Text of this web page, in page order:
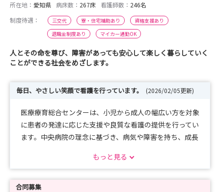
所在地： 愛知県 病床数： 267床 看護師数： 246名
制度待遇：
三交代 寮・住宅補助あり
資格支援あり
退職金制度あり
マイカー通勤OK
人とその命を尊び、障害があっても安心して楽しく暮らしていく
ことができる社会をめざします。
毎日、やさしい笑顔で看護を行っています。 (2026/02/05更新)
医療療育総合センターは、小児から成人の幅広い方を対象
に患者の発達に応じた支援や良質な看護の提供を行ってい
ます。中央病院の理念に基づき、病気や障害を持ち、成長
ている患者さんが、安心・安全に地域で生活できるよう
ます。自分で訴えることができない患者・家族の目線に立
もっと見る
合同募集